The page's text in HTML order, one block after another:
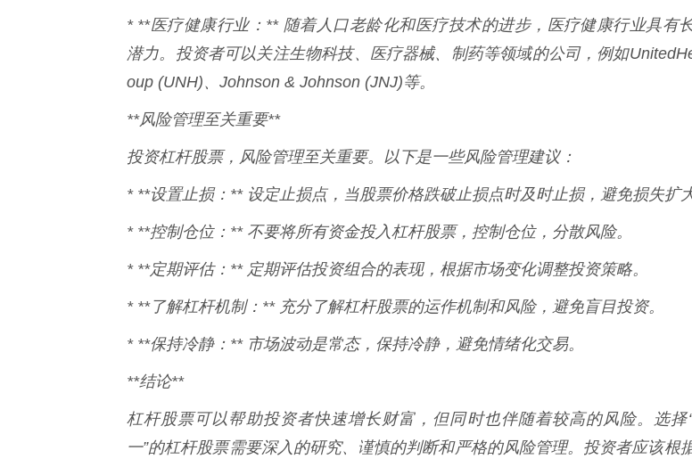
* **医疗健康行业：** 随着人口老龄化和医疗技术的进步，医疗健康行业具有
潜力。投资者可以关注生物科技、医疗器械、制药等领域的公司，例如
oup (UNH)、Johnson & Johnson (JNJ)等。
**风险管理至关重要**
投资杠杆股票，风险管理至关重要。以下是一些风险管理建议：
* **设置止损：** 设定止损点，当股票价格跌破止损点时及时止损，避免损失扩大
* **控制仓位：** 不要将所有资金投入杠杆股票，控制仓位，分散风险。
* **定期评估：** 定期评估投资组合的表现，根据市场变化调整投资策略。
* **了解杠杆机制：** 充分了解杠杆股票的运作机制和风险，避免盲目投资。
* **保持冷静：** 市场波动是常态，保持冷静，避免情绪化交易。
**结论**
杠杆股票可以帮助投资者快速增长财富，但同时也伴随着较高的风险。选择
一”的杠杆股票需要深入的研究、谨慎的判断和严格的风险管理。投资者应该根